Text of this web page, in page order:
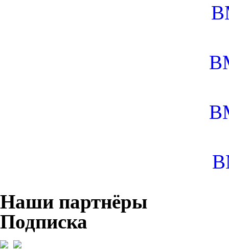
Наши партнёры
Подписка